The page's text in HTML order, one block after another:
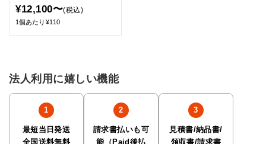
¥12,100〜(税込)
1個あたり¥110
法人利用に嬉しい機能
最短当日発送
全国送料無料
請求書払いも可
能（Paid後払
見積書/納品書/
領収書/請求書